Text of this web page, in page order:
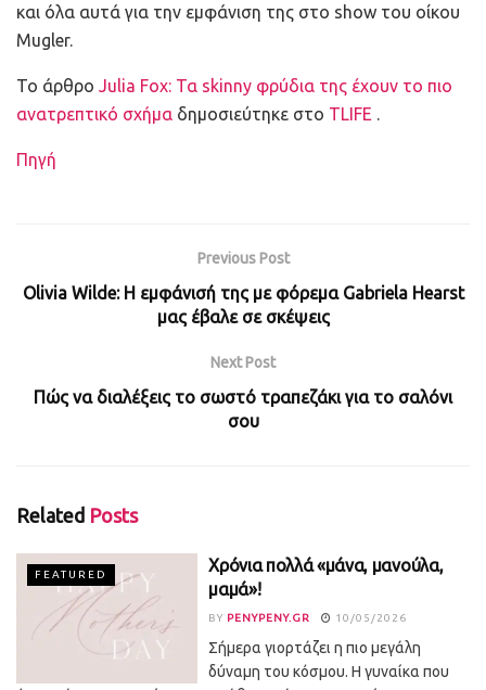
και όλα αυτά για την εμφάνιση της στο show του οίκου
Mugler.
To άρθρο Julia Fox: Τα skinny φρύδια της έχουν το πιο
ανατρεπτικό σχήμα δημοσιεύτηκε στο TLIFE .
Πηγή
Previous Post
Olivia Wilde: Η εμφάνισή της με φόρεμα Gabriela Hearst
μας έβαλε σε σκέψεις
Next Post
Πώς να διαλέξεις το σωστό τραπεζάκι για το σαλόνι
σου
Related Posts
FEATURED
Χρόνια πολλά «μάνα, μανούλα,
μαμά»!
BY PENYPENY.GR 10/05/2026
Σήμερα γιορτάζει η πιο μεγάλη
δύναμη του κόσμου. Η γυναίκα που